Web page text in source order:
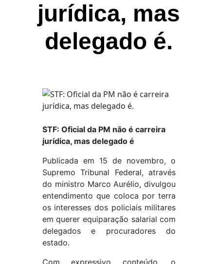
jurídica, mas
delegado é.
STF: Oficial da PM não é carreira
jurídica, mas delegado é
Publicada em 15 de novembro, o
Supremo Tribunal Federal, através
do ministro Marco Aurélio, divulgou
entendimento que coloca por terra
os interesses dos policiais militares
em querer equiparação salarial com
delegados e procuradores do
estado.
Com expressivo conteúdo, o